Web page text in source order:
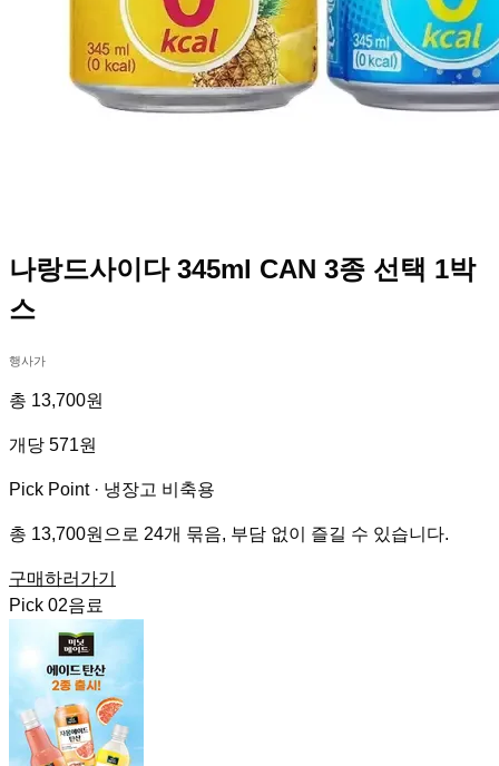
나랑드사이다 345ml CAN 3종 선택 1박
스
행사가
총 13,700원
개당 571원
Pick Point · 냉장고 비축용
총 13,700원으로 24개 묶음, 부담 없이 즐길 수 있습니다.
구매하러가기
Pick 02음료